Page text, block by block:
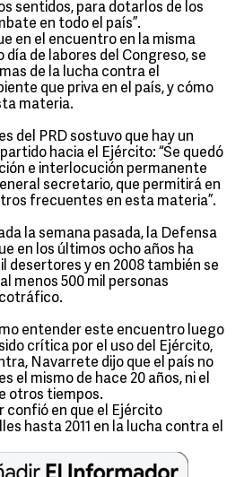
sentidos, para dotarlos de los
en todo el país”.
en el encuentro en la misma
de labores del Congreso, se
de la lucha contra el
que priva en el país, y cómo
materia.
del PRD sostuvo que hay un
hacia el Ejército: “Se quedó
e interlocución permanente
secretario, que permitirá en
frecuentes en esta materia”.
la semana pasada, la Defensa
en los últimos ocho años ha
desertores y en 2008 también se
menos 500 mil personas
entender este encuentro luego
crítica por el uso del Ejército,
Navarrete dijo que el país no
el mismo de hace 20 años, ni el
otros tiempos.
confió en que el Ejército
hasta 2011 en la lucha contra el